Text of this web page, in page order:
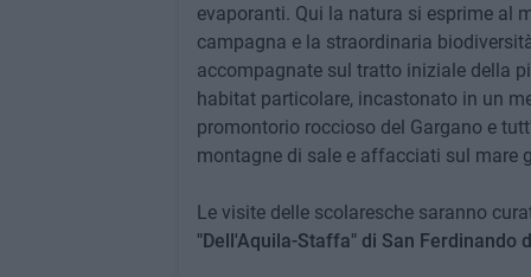
evaporanti. Qui la natura si esprime al
campagna e la straordinaria
accompagnate sul tratto iniziale della
habitat particolare, incastonato in un
promontorio roccioso del Gargano e
montagne di sale e affacciati sul mare
Le visite delle scolaresche saranno
"Dell'Aquila-Staffa" di San Ferdinando